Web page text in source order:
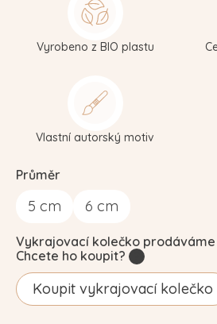
Průměr
5 cm 6 cm
Vyrobeno z BIO plastu
Vlastní autorský motiv
Vykrajovací kolečko
Chcete ho koupit?
Koupit vykrajovací kolečko